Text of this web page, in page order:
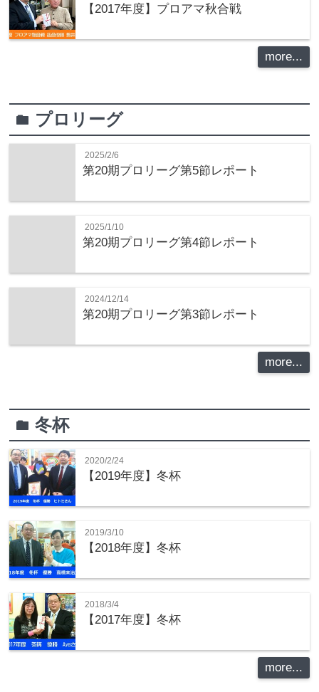
【2017年度】プロアマ秋合戦
more...
folder プロリーグ
2025/2/6
第20期プロリーグ第5節レポート
2025/1/10
第20期プロリーグ第4節レポート
2024/12/14
第20期プロリーグ第3節レポート
more...
folder冬杯
2020/2/24
【2019年度】冬杯
2019/3/10
【2018年度】冬杯
2018/3/4
【2017年度】冬杯
more...